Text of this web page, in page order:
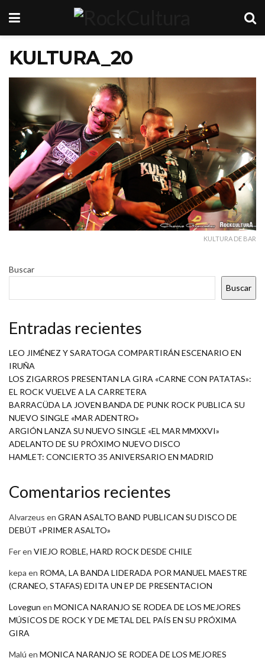
KULTURA_20
KULTURA DE BAR
Buscar
Buscar
Entradas recientes
LEO JIMÉNEZ Y SARATOGA COMPARTIRÁN ESCENARIO EN
IRUÑA
LOS ZIGARROS PRESENTAN LA GIRA «CARNE CON PATATAS»:
EL ROCK VUELVE A LA CARRETERA
BARRACÜDA LA JOVEN BANDA DE PUNK ROCK PUBLICA SU
NUEVO SINGLE «MAR ADENTRO»
ARGIÓN LANZA SU NUEVO SINGLE «EL MAR MMXXVI»
ADELANTO DE SU PRÓXIMO NUEVO DISCO
HAMLET: CONCIERTO 35 ANIVERSARIO EN MADRID
Comentarios recientes
Alvarzeus en GRAN ASALTO BAND PUBLICAN SU DISCO DE
DEBÚT «PRIMER ASALTO»
Feren VIEJO ROBLE, HARD ROCK DESDE CHILE
kepa en ROMA, LA BANDA LIDERADA POR MANUEL MAESTRE
(CRANEO, STAFAS) EDITA UN EP DE PRESENTACION
Lovegun en MONICA NARANJO SE RODEA DE LOS MEJORES
MÚSICOS DE ROCK Y DE METAL DEL PAÍS EN SU PRÓXIMA
GIRA
Malú en MONICA NARANJO SE RODEA DE LOS MEJORES